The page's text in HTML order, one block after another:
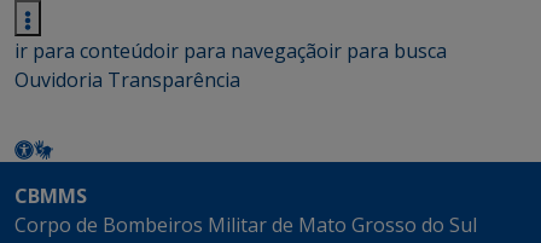
ir para conteúdoir para navegaçãoir para busca
Ouvidoria Transparência
CBMMS
Corpo de Bombeiros Militar de Mato Grosso do Sul